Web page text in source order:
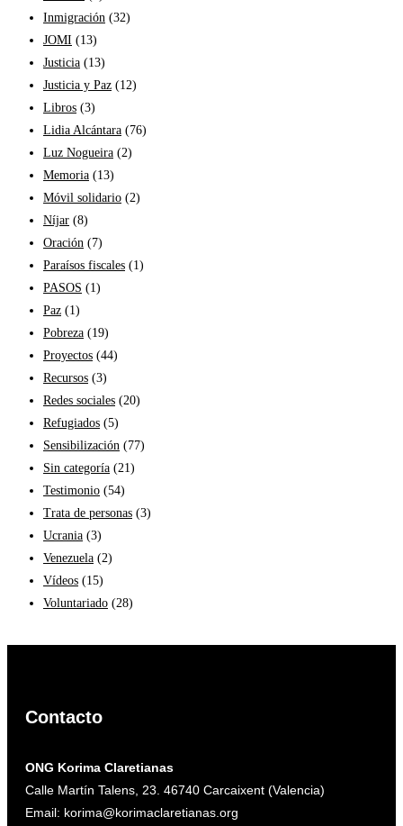
Inmigración (32)
JOMI (13)
Justicia (13)
Justicia y Paz (12)
Libros (3)
Lidia Alcántara (76)
Luz Nogueira (2)
Memoria (13)
Móvil solidario (2)
Níjar (8)
Oración (7)
Paraísos fiscales (1)
PASOS (1)
Paz (1)
Pobreza (19)
Proyectos (44)
Recursos (3)
Redes sociales (20)
Refugiados (5)
Sensibilización (77)
Sin categoría (21)
Testimonio (54)
Trata de personas (3)
Ucrania (3)
Venezuela (2)
Vídeos (15)
Voluntariado (28)
Contacto
ONG Korima Claretianas
Calle Martín Talens, 23. 46740 Carcaixent (Valencia)
Email: korima@korimaclaretianas.org